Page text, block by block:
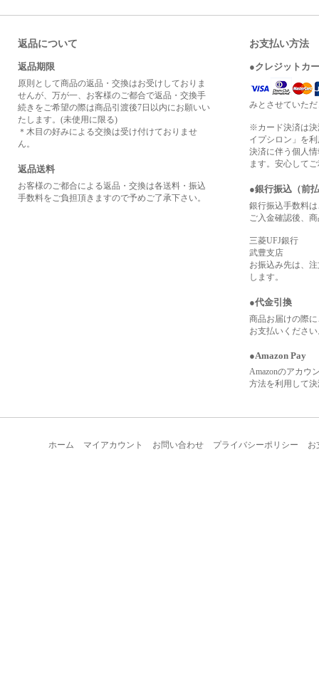
返品について
返品期限
原則として商品の返品・交換はお受けしておりま
せんが、万が一、お客様のご都合で返品・交換手
続きをご希望の際は商品引渡後7日以内にお願いい
たします。(未使用に限る)
＊木目の好みによる交換は受け付けておりませ
ん。
返品送料
お客様のご都合による返品・交換は各送料・振込
手数料をご負担頂きますので予めご了承下さい。
お支払い方法
●クレジットカ
みとさせていた
※カード決済は決
イプシロン」を
決済に伴う個人
ます。安心して
●銀行振込（前
銀行振込手数料
ご入金確認後、
三菱UFJ銀行
武豊支店
お振込み先は、
します。
●代金引換
商品お届けの際
お支払いくださ
●Amazon Pay
Amazonのアカウ
方法を利用して
ホーム マイアカウント お問い合わせ プライバシーポリシー お